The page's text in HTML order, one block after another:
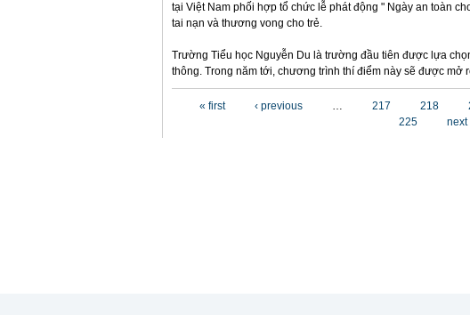
tại Việt Nam phối hợp tổ chức lễ phát động " Ngày an toàn
tai nạn và thương vong cho trẻ.
Trường Tiểu học Nguyễn Du là trường đầu tiên được lựa
thông. Trong năm tới, chương trình thí điểm này sẽ được mở
« first ‹ previous … 217 218
225
next